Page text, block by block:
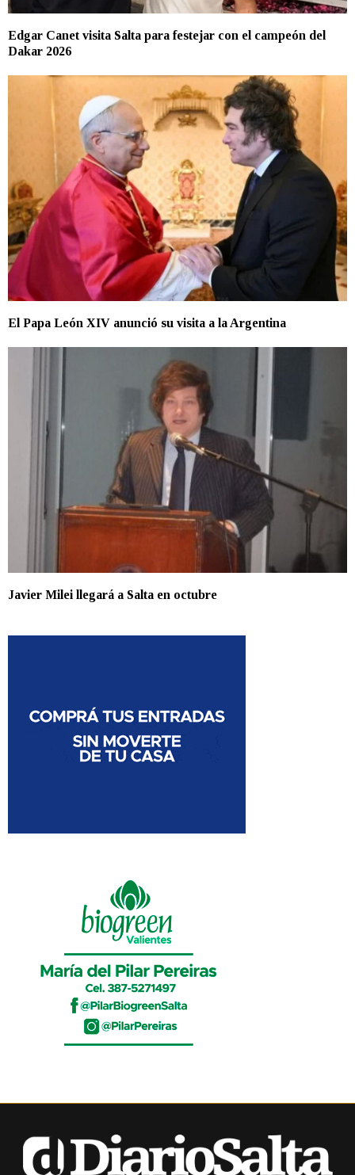
Edgar Canet visita Salta para festejar con el campeón del
Dakar 2026
El Papa León XIV anunció su visita a la Argentina
Javier Milei llegará a Salta en octubre